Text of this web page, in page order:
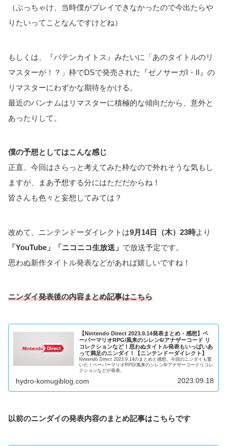
（ぶっちゃけ、当時僕がプレイできなかったので今出たらや
りたいってことなんですけどね）
もしくは、『バテンカイトス』みたいに「あのタイトルのリ
マスターが！？」枠でDSで発売された『ゼノサーガI・II』の
リマスターにわずかな期待をかける。
最近のバンナムはリマスターに積極的な傾向だから、意外と
あったりして。
僕の予想としてはこんな感じ
正直、今回はさらっと考えてみた枠なので外れそうな気もし
ますが、まあ予想する分にはただだからね！
皆さんも色々と妄想してみては？
改めて、ニンテンドーダイレクトは9月14日（木）23時より
「YouTube」「ニコニコ生放送」 で放送予定です。
思わぬ新作タイトル発表などがあれば嬉しいですね！
ニンダイ発表後の内容まとめ記事はこちら
【Nintendo Direct 2023.9.14発表まとめ・感想】ペ
ーパーマリオRPG/風来のシレン6/アナザーコード リ
コレクションなど！思わぬタイトル発表もいっぱいあ
って満足のニンダイ！【ニンテンドーダイレクト】
Nintendo Direct 2023.9.14のまとめと感想。今回のニンダイも驚
いた！ペーパーマリオRPG/風来のシレン6/アナザーコードリコレ
クションなどが発表。
hydro-komugiblog.com 2023.09.18
以前のニンダイの発表内容のまとめ記事はこちらです